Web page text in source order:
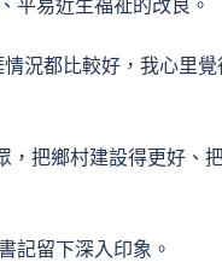
平易近生福祉的改良。
況都比較好，我心里覺
，把鄉村建設得更好、
記留下深入印象。